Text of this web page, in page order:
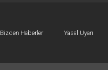
Bizden Haberler Yasal Uyarı